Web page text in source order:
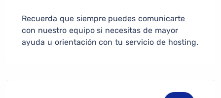
Recuerda que siempre puedes comunicarte
con nuestro equipo si necesitas de mayor
ayuda u orientación con tu servicio de hosting.